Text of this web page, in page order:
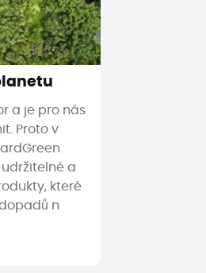
a je pro nás
Proto v
a
které
n